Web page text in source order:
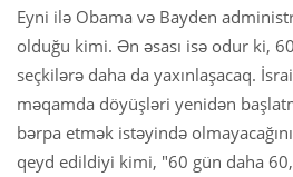
Eyni ilə Obama və Bayden
olduğu kimi. Ən əsası isə odur ki,
seçkilərə daha da yaxınlaşacaq.
məqamda döyüşləri yenidən
bərpa etmək istəyində
qeyd edildiyi kimi, "60 gün daha